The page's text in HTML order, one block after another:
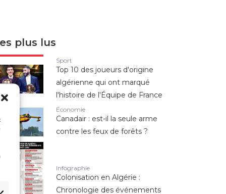
plus lus
Sport
Top 10 des joueurs d'origine
algérienne qui ont marqué
l'histoire de l'Équipe de France
Économie
Canadair : est-il la seule arme
contre les feux de forêts ?
Infographie
Colonisation en Algérie :
Chronologie des événements